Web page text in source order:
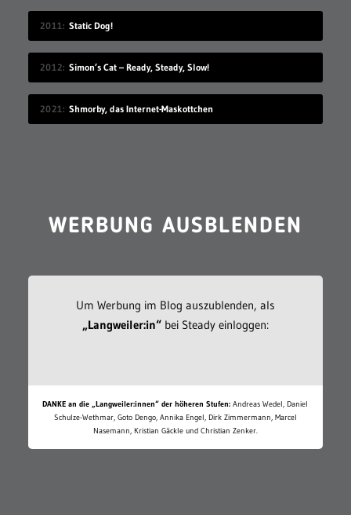
2011 Static Dog!
2012 Simon’s Cat – Ready, Steady, Slow!
2021 Shmorby, das Internet-Maskottchen
WERBUNG AUSBLENDEN
Um Werbung im Blog auszublenden, als
„Langweiler:in“bei Steady einloggen:
DANKE an die „Langweiler:innen“ der höheren Stufen: Andreas Wedel, Daniel
Schulze-Wethmar, Goto Dengo, Annika Engel, Dirk Zimmermann, Marcel
Nasemann, Kristian Gäckle und Christian Zenker.